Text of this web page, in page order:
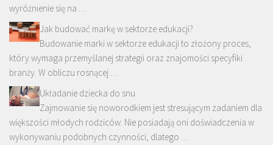
wyróżnienie się na …
Jak budować markę w sektorze edukacji?
Budowanie marki w sektorze edukacji to złożony proces,
który wymaga przemyślanej strategii oraz znajomości specyfiki
branży. W obliczu rosnącej …
Układanie dziecka do snu.
Zajmowanie się noworodkiem jest stresującym zadaniem dla
większości młodych rodziców. Nie posiadają oni doświadczenia w
wykonywaniu podobnych czynności, dlatego …